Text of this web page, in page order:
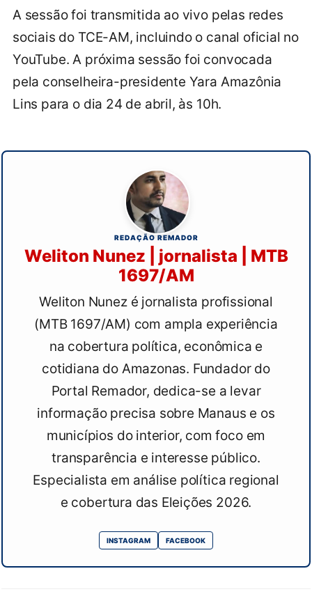
A sessão foi transmitida ao vivo pelas redes
sociais do TCE-AM, incluindo o canal oficial no
YouTube. A próxima sessão foi convocada
pela conselheira-presidente Yara Amazônia
Lins para o dia 24 de abril, às 10h.
REDAÇÃO REMADOR
Weliton Nunez | jornalista | MTB
1697/AM
Weliton Nunez é jornalista profissional
(MTB 1697/AM) com ampla experiência
na cobertura política, econômica e
cotidiana do Amazonas. Fundador do
Portal Remador, dedica-se a levar
informação precisa sobre Manaus e os
municípios do interior, com foco em
transparência e interesse público.
Especialista em análise política regional
e cobertura das Eleições 2026.
INSTAGRAM FACEBOOK